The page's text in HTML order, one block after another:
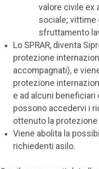
valore civile ex
sociale; vittime
sfruttamento
Lo SPRAR, diventa
protezione
accompagnati), e
protezione
e ad alcuni
possono accedervi i
ottenuto la
Viene abolita la
richiedenti asilo.